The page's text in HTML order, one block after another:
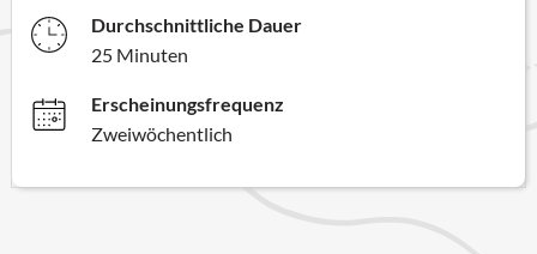
Durchschnittliche Dauer
25 Minuten
Erscheinungsfrequenz
Zweiwöchentlich